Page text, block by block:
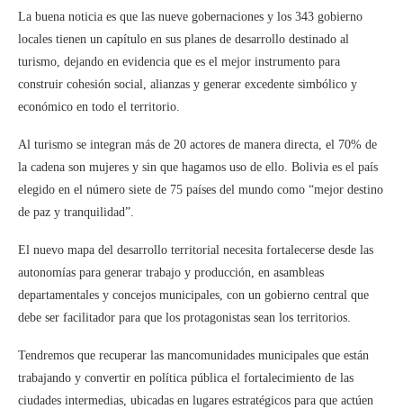
La buena noticia es que las nueve gobernaciones y los 343 gobierno
locales tienen un capítulo en sus planes de desarrollo destinado al
turismo, dejando en evidencia que es el mejor instrumento para
construir cohesión social, alianzas y generar excedente simbólico y
económico en todo el territorio.
Al turismo se integran más de 20 actores de manera directa, el 70% de
la cadena son mujeres y sin que hagamos uso de ello. Bolivia es el país
elegido en el número siete de 75 países del mundo como “mejor destino
de paz y tranquilidad”.
El nuevo mapa del desarrollo territorial necesita fortalecerse desde las
autonomías para generar trabajo y producción, en asambleas
departamentales y concejos municipales, con un gobierno central que
debe ser facilitador para que los protagonistas sean los territorios.
Tendremos que recuperar las mancomunidades municipales que están
trabajando y convertir en política pública el fortalecimiento de las
ciudades intermedias, ubicadas en lugares estratégicos para que actúen